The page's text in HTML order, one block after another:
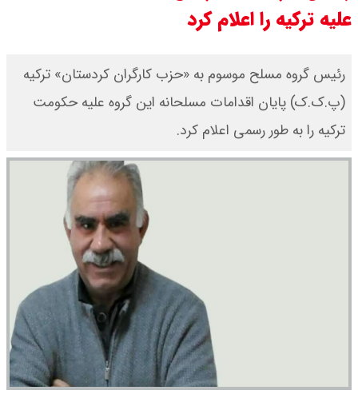
قیمت سکه امامی امروز شنبه ۱۷ مرداد
۱۴۰۵ اعلام شد/ صعود قیمت سکه
نفت صعودی شد + جدول
علیه ترکیه را اعلام کرد
رئیس گروه مسلح موسوم به «حزب کارگران کردستان» ترکیه
(پ.ک.ک) پایان اقدامات مسلحانه این گروه علیه حکومت
ترکیه را به طور رسمی اعلام کرد.